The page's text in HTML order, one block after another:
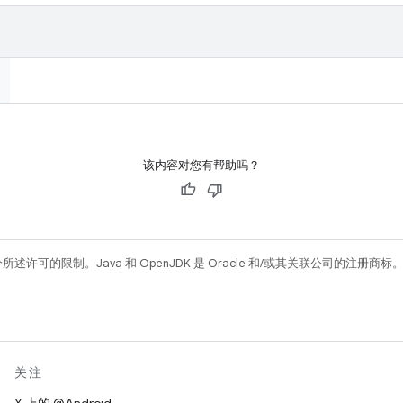
该内容对您有帮助吗？
述许可的限制。Java 和 OpenJDK 是 Oracle 和/或其关联公司的注册商标。
关注